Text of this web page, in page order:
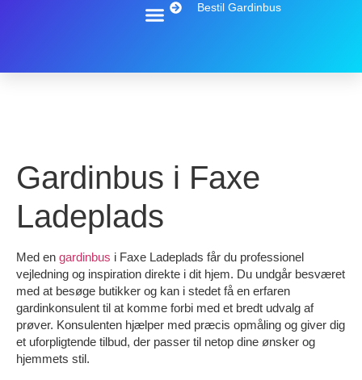
Bestil Gardinbus
Gardinbus i Faxe
Ladeplads
Med en gardinbus i Faxe Ladeplads får du professionel
vejledning og inspiration direkte i dit hjem. Du undgår besværet
med at besøge butikker og kan i stedet få en erfaren
gardinkonsulent til at komme forbi med et bredt udvalg af
prøver. Konsulenten hjælper med præcis opmåling og giver dig
et uforpligtende tilbud, der passer til netop dine ønsker og
hjemmets stil.